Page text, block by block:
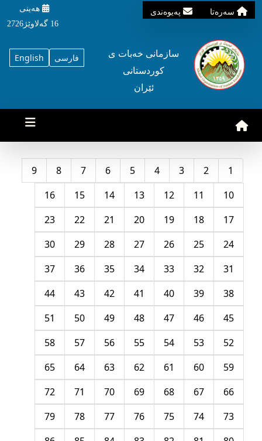
سه‌ره‌تا په‌یوه‌ندی
هه‌ینی
16 گه‌لاوێژ2726
English فارسی
سازمانی خه‌بات ی
کوردستانی
ئێران
1
2
3
4
5
6
7
8
9
10
11
12
13
14
15
16
17
18
19
20
21
22
23
24
25
26
27
28
29
30
31
32
33
34
35
36
37
38
39
40
41
42
43
44
45
46
47
48
49
50
51
52
53
54
55
56
57
58
59
60
61
62
63
64
65
66
67
68
69
70
71
72
73
74
75
76
77
78
79